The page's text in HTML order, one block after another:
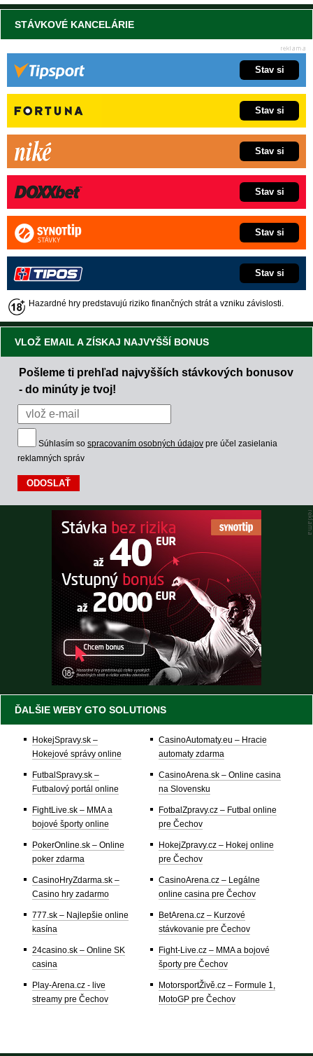
STÁVKOVÉ KANCELÁRIE
Stav si
Stav si
Stav si
Stav si
Stav si
Stav si
Hazardné hry predstavujú riziko finančných strát a vzniku závislosti.
VLOŽ EMAIL A ZÍSKAJ NAJVYŠŠÍ BONUS
Pošleme ti prehľad najvyšších stávkových bonusov
- do minúty je tvoj!
Súhlasím so spracovaním osobných údajov pre účel zasielania
reklamných správ
ĎALŠIE WEBY GTO SOLUTIONS
HokejSpravy.sk –
Hokejové správy online
FutbalSpravy.sk –
Futbalový portál online
FightLive.sk – MMA a
bojové športy online
PokerOnline.sk – Online
poker zdarma
CasinoHryZdarma.sk –
Casino hry zadarmo
777.sk – Najlepšie online
kasína
24casino.sk – Online SK
casina
Play-Arena.cz - live
streamy pre Čechov
CasinoAutomaty.eu – Hracie
automaty zdarma
CasinoArena.sk – Online casina
na Slovensku
FotbalZpravy.cz – Futbal online
pre Čechov
HokejZpravy.cz – Hokej online
pre Čechov
CasinoArena.cz – Legálne
online casina pre Čechov
BetArena.cz – Kurzové
stávkovanie pre Čechov
Fight-Live.cz – MMA a bojové
športy pre Čechov
MotorsportŽivě.cz – Formule 1,
MotoGP pre Čechov